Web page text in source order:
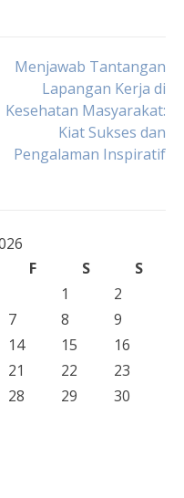
Menjawab Tantangan
Lapangan Kerja di
Kesehatan Masyarakat:
Kiat Sukses dan
Pengalaman Inspiratif
F S
S
1
2
7 8
9
14 15
16
21 22
23
28 29
30